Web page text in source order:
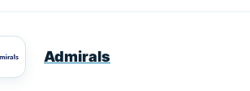
Admirals